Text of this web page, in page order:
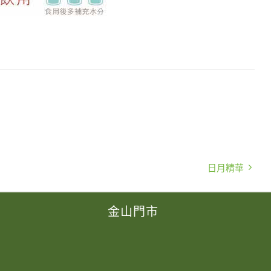
日月精華
金山門市